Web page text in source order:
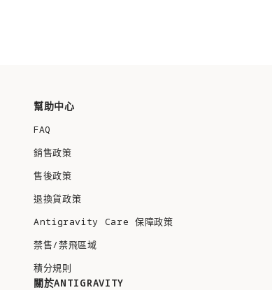
幫助中心
FAQ
銷售政策
售後政策
退換貨政策
Antigravity Care 保障政策
禁售/禁飛區域
積分規則
關於ANTIGRAVITY